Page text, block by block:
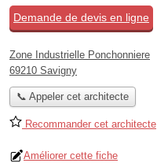
Demande de devis en ligne
Zone Industrielle Ponchonniere
69210 Savigny
📞 Appeler cet architecte
Recommander cet architecte
Améliorer cette fiche